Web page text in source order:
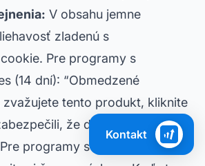
V obsahu jemne
zladenú s
Pre programy s
(14 dní): “Obmedzené
tento produkt, kliknite
že dostanem kredit
programy s dlhými cookies
Kontakt